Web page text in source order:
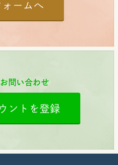
ォームへ
問い合わせ
ントを登録